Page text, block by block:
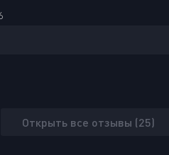
Открыть все отзывы (25)